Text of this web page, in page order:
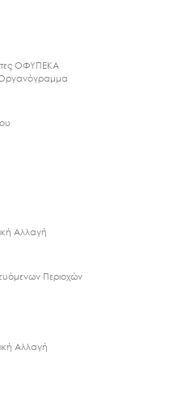
ΟΦΥΠΕΚΑ
Οργανόγραμμα
Αλλαγή
Περιοχών
Αλλαγή